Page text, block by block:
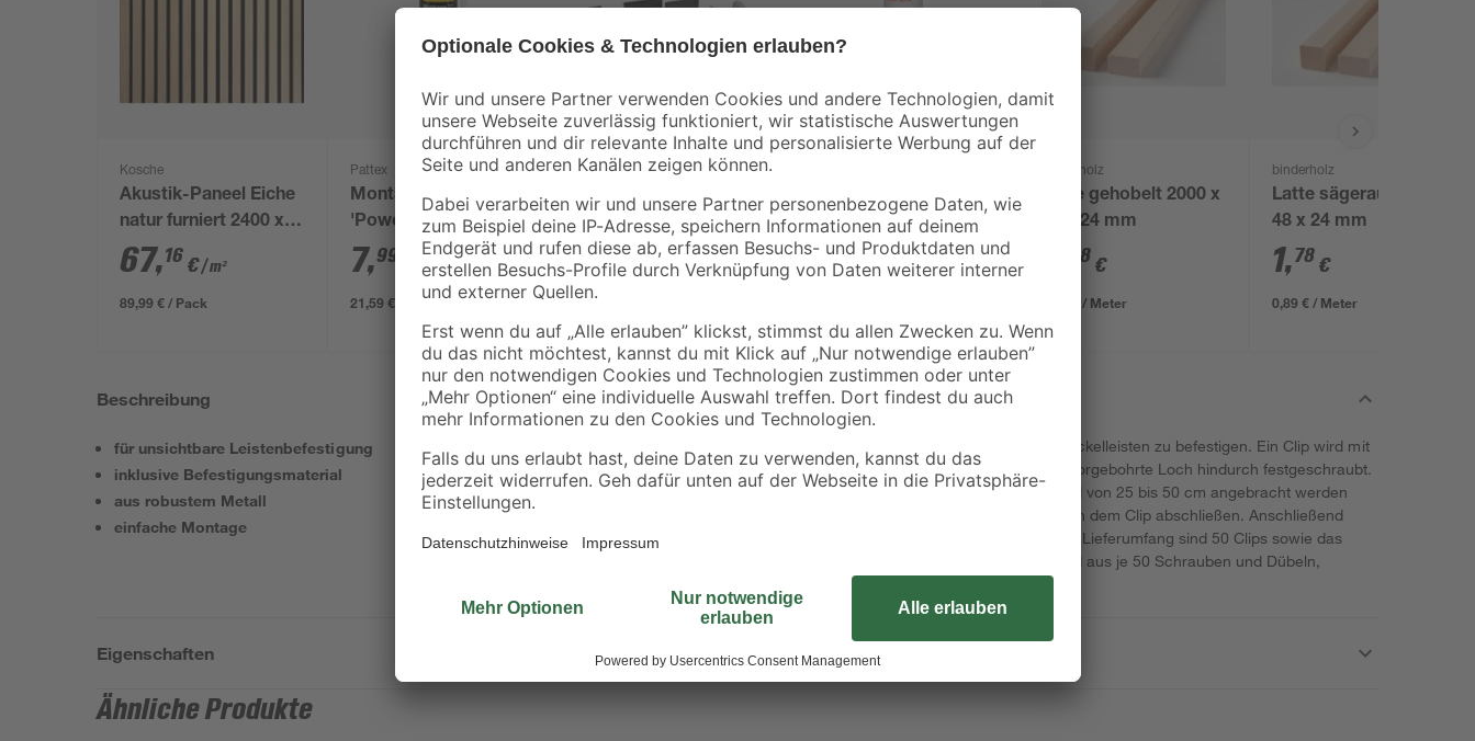
Kosche
Akustik-Paneel Eiche
natur furniert 2400 x
561 x 19 mm
67,16 €/ m²
89,99 € / Pack
Pattex
Montagekleber
'Power' weiß 370 g
7,99
21,59 € / Kilogramm
toom
Clips für
Sockelleisten 'Nr. 1'
schwarz, 20 Stück
8,49 €
Acryl weiß 280 ml
1,99 €
binderholz
Latte gehobelt 2000 x
44 x 24 mm
98 €
1,99 € / Meter
binderholz
Latte sägerau 2000 x
48 x 24 mm
1,78 €
0,89 € / Meter
Beschreibung
für unsichtbare Leistenbefestigung
inklusive Befestigungsmaterial
aus robustem Metall
einfache Montage
Nutze die Clips der Marke Kosche, um deine Sockelleisten zu befestigen. Ein Clip wird mit
je einer Schraube und einem Dübel durch das vorgebohrte Loch hindurch festgeschraubt.
Dabei ist zu beachten, dass die Clips im Abstand von 25 bis 50 cm angebracht werden
sollten. Zudem müssen die Schrauben bündig an dem Clip abschließen. Anschließend
lässt sich die Sockelleiste einfach einclipsen. Im Lieferumfang sind 50 Clips sowie das
entsprechende Befestigungsmaterial, bestehend aus je 50 Schrauben und Dübeln,
Eigenschaften
Ähnliche Produkte